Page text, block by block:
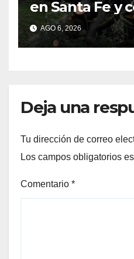
en Santa Fe y
operativos
AGO 6, 2026
Deja una
Tu dirección de correo
Los campos obligatorios
Comentario *